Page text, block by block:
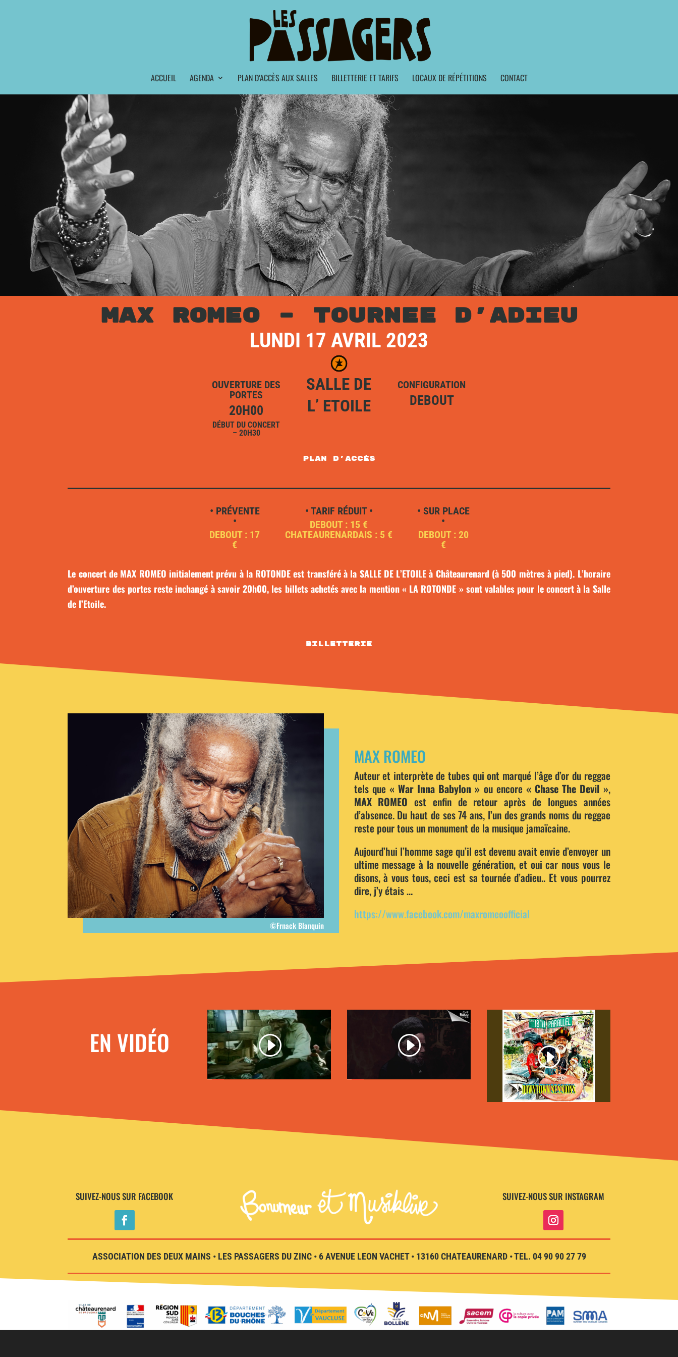
ACCUEIL AGENDA PLAN D’ACCÈS AUX SALLES BILLETTERIE ET TARIFS LOCAUX DE RÉPÉTITIONS CONTACT
MAX ROMEO – TOURNEE D’ADIEU
LUNDI 17 AVRIL 2023
OUVERTURE DES
PORTES
20H00
DÉBUT DU CONCERT
– 20H30
SALLE DE
L’ ETOILE
CONFIGURATION
DEBOUT
plan d'accès
• PRÉVENTE
•
DEBOUT : 17
€
• TARIF RÉDUIT •
DEBOUT : 15 €
CHATEAURENARDAIS : 5 €
• SUR PLACE
•
DEBOUT : 20
€
Le concert de MAX ROMEO initialement prévu à la ROTONDE est transféré à la SALLE DE L’ETOILE à Châteaurenard (à 500 mètres à pied). L’horaire
d’ouverture des portes reste inchangé à savoir 20h00, les billets achetés avec la mention « LA ROTONDE » sont valables pour le concert à la Salle
de l’Etoile.
Billetterie
©Frnack Blanquin
MAX ROMEO
Auteur et interprète de tubes qui ont marqué l’âge d’or du reggae
tels que « War Inna Babylon » ou encore « Chase The Devil »,
MAX ROMEO est enfin de retour après de longues années
d’absence. Du haut de ses 74 ans, l’un des grands noms du reggae
reste pour tous un monument de la musique jamaïcaine.
Aujourd’hui l’homme sage qu’il est devenu avait envie d’envoyer un
ultime message à la nouvelle génération, et oui car nous vous le
disons, à vous tous, ceci est sa tournée d’adieu.. Et vous pourrez
dire, j’y étais …
https://www.facebook.com/maxromeoofficial
EN VIDÉO
SUIVEZ-NOUS SUR FACEBOOK SUIVEZ-NOUS SUR INSTAGRAM
ASSOCIATION DES DEUX MAINS • LES PASSAGERS DU ZINC • 6 AVENUE LEON VACHET • 13160 CHATEAURENARD • TEL. 04 90 90 27 79